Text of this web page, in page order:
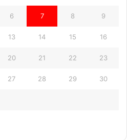
6 7 8 9
13 14 15 16
20 21 22 23
27 28 29 30